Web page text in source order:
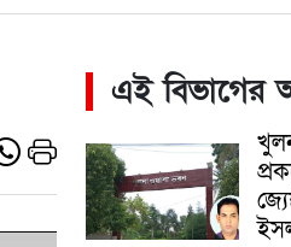
এই বিভাগের